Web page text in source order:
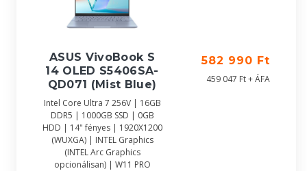
ASUS VivoBook S
14 OLED S5406SA-
QD071 (Mist Blue)
Intel Core Ultra 7 256V | 16GB
DDR5 | 1000GB SSD | 0GB
HDD | 14" fényes | 1920X1200
(WUXGA) | INTEL Graphics
(INTEL Arc Graphics
opcionálisan) | W11 PRO
582 990 Ft
459 047 Ft + ÁFA